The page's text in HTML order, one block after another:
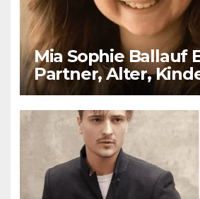
Mia Sophie Ballauf
Partner, Alter, Kinder,
Vermögen